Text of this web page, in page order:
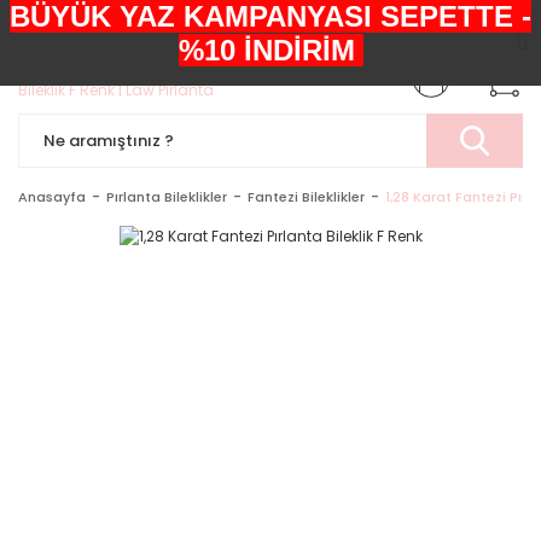
+90552 303 05 29
Anasayfa Pırlanta Bileklikler Fantezi Bileklikler 1,28 Karat Fantezi
BÜYÜK YAZ KAMPANYASI SEPETTE -
%10 İNDİRİM